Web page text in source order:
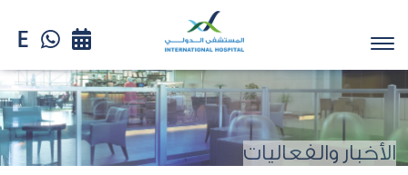
الأخبار والفعاليات